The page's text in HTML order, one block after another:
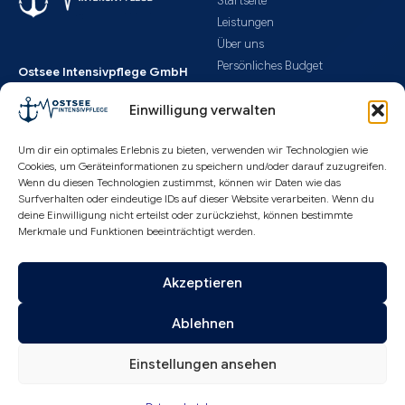
Einwilligung verwalten
Um dir ein optimales Erlebnis zu bieten, verwenden wir Technologien wie
Cookies, um Geräteinformationen zu speichern und/oder darauf zuzugreifen.
Wenn du diesen Technologien zustimmst, können wir Daten wie das
Surfverhalten oder eindeutige IDs auf dieser Website verarbeiten. Wenn du
deine Einwilligung nicht erteilst oder zurückziehst, können bestimmte
Merkmale und Funktionen beeinträchtigt werden.
Akzeptieren
Ablehnen
Einstellungen ansehen
Ostsee Intensivpflege GmbH
18055 Rostock
© 2026 Ostsee Intensivpflege
GmbH • Webseite erstellt
vonImage Digital
Leistungen
Über uns
Persönliches Budget
Ablauf & Kosten
Downloads
Stellenanzeigen
Fortbildungen
Info
Impressum
Datenschutz
Soziale Medien